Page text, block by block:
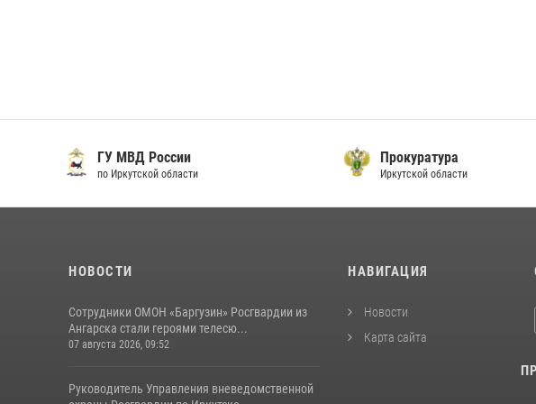
ГУ МВД России
по Иркутской области
Прокуратура
Иркутской области
НОВОСТИ
Сотрудники ОМОН «Баргузин» Росгвардии из
Ангарска стали героями телесю...
07 августа 2026, 09:52
Руководитель Управления вневедомственной
НАВИГАЦИЯ
Новости
Карта сайта